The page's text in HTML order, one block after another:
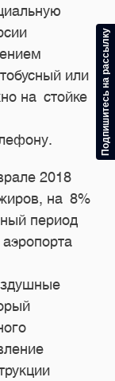
или
на стойке
2018
на 8%
период
Подпишитесь на рассылку